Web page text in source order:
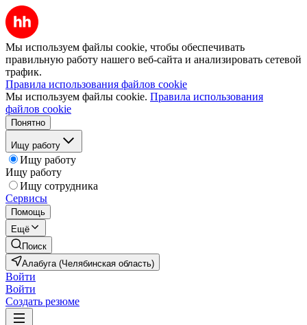
Мы используем файлы cookie, чтобы обеспечивать
правильную работу нашего веб-сайта и анализировать сетевой
трафик.
Правила использования файлов cookie
Мы используем файлы cookie. Правила использования
файлов cookie
Понятно
Ищу работу
Ищу работу
Ищу работу
Ищу сотрудника
Сервисы
Помощь
Ещё
Поиск
Алабуга (Челябинская область)
Войти
Войти
Создать резюме